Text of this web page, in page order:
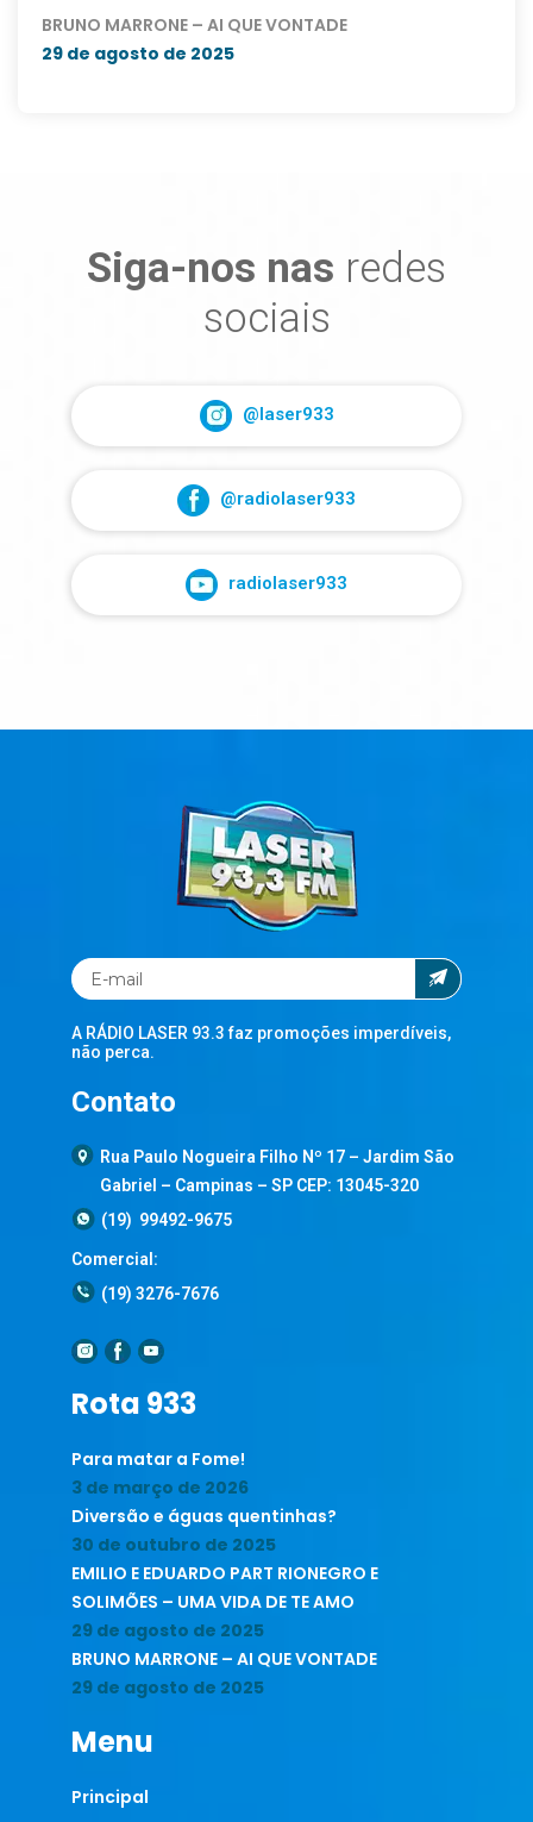
BRUNO MARRONE – AI QUE VONTADE
29 de agosto de 2025
Siga-nos nas redes
sociais
@laser933
@radiolaser933
radiolaser933
A RÁDIO LASER 93.3 faz promoções imperdíveis,
não perca.
Contato
Rua Paulo Nogueira Filho Nº 17 – Jardim São
Gabriel – Campinas – SP CEP: 13045-320
(19) 99492-9675
Comercial:
(19) 3276-7676
Rota 933
Para matar a Fome!
3 de março de 2026
Diversão e águas quentinhas?
30 de outubro de 2025
EMILIO E EDUARDO PART RIONEGRO E
SOLIMÕES – UMA VIDA DE TE AMO
29 de agosto de 2025
BRUNO MARRONE – AI QUE VONTADE
29 de agosto de 2025
Menu
Principal